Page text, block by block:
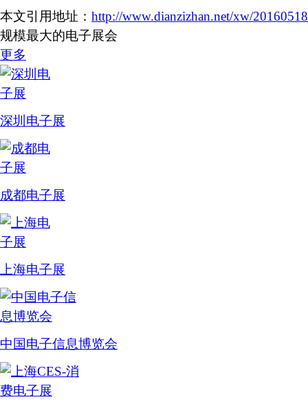
本文引用地址： http://www.dianzizhan.net/xw/
规模最大的电子展会
更多
深圳电子展
成都电子展
上海电子展
中国电子信息博览会